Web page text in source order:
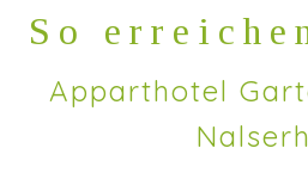
So
Apparthotel